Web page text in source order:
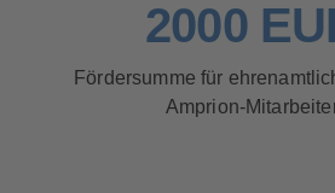
2000
Fördersumme für
Amprion-